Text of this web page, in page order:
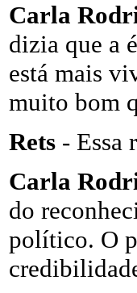
Carla
dizia que a
está mais
muito bom
Rets - Essa
Carla
do
político. O